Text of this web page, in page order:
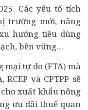
Các yếu tố tích
trường mới, nâng
hướng tiêu dùng
bền vững…
mại tự do (FTA) mà
và CPTPP sẽ
xuất khẩu nông
ưu đãi thuế quan